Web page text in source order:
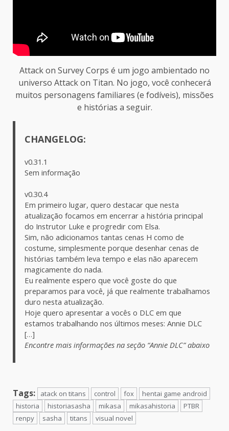
Attack on Survey Corps é um jogo ambientado no
universo Attack on Titan. No jogo, você conhecerá
muitos personagens familiares (e fodíveis), missões
e histórias a seguir.
CHANGELOG:
v0.31.1
Sem informação
v0.30.4
Em primeiro lugar, quero destacar que nesta
atualização focamos em encerrar a história principal
do Instrutor Luke e progredir com Elsa.
Sim, não adicionamos tantas cenas H como de
costume, simplesmente porque desenhar cenas de
histórias também leva tempo e elas não aparecem
magicamente do nada.
Eu realmente espero que você goste do que
preparamos para você, já que realmente trabalhamos
duro nesta atualização.
Hoje quero apresentar a vocês o DLC em que
estamos trabalhando nos últimos meses: Annie DLC
[…]
Encontre mais informações na seção “Annie DLC” abaixo
Tags: atack on titans control fox
hentai game android
historia
historiasasha mikasa mikasahistoria
PTBR
renpy
sasha titans visual novel